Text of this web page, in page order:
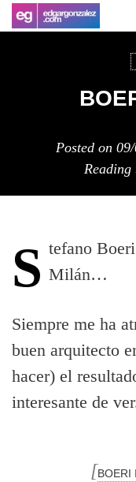
Posted on
Reading
Stefano Boeri se presenta a alcalde de Milán…
Siempre me ha
buen arquitecto
hacer) el
interesante de
[BOERI